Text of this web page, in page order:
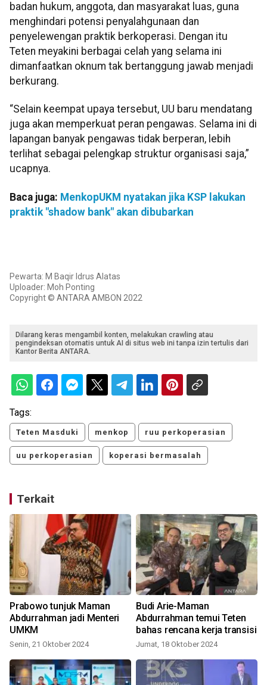
badan hukum, anggota, dan masyarakat luas, guna
menghindari potensi penyalahgunaan dan
penyelewengan praktik berkoperasi. Dengan itu
Teten meyakini berbagai celah yang selama ini
dimanfaatkan oknum tak bertanggung jawab menjadi
berkurang.
“Selain keempat upaya tersebut, UU baru mendatang
juga akan memperkuat peran pengawas. Selama ini di
lapangan banyak pengawas tidak berperan, lebih
terlihat sebagai pelengkap struktur organisasi saja,”
ucapnya.
Baca juga: MenkopUKM nyatakan jika KSP lakukan
praktik "shadow bank" akan dibubarkan
Pewarta: M Baqir Idrus Alatas
Uploader: Moh Ponting
Copyright © ANTARA AMBON 2022
Dilarang keras mengambil konten, melakukan crawling atau
pengindeksan otomatis untuk AI di situs web ini tanpa izin tertulis dari
Kantor Berita ANTARA.
Tags:
Teten Masduki menkop ruu perkoperasian
uu perkoperasian koperasi bermasalah
Terkait
Prabowo tunjuk Maman
Abdurrahman jadi Menteri
UMKM
Senin, 21 Oktober 2024
Budi Arie-Maman
Abdurrahman temui Teten
bahas rencana kerja transisi
Jumat, 18 Oktober 2024